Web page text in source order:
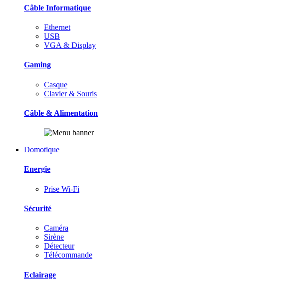
Câble Informatique
Ethernet
USB
VGA & Display
Gaming
Casque
Clavier & Souris
Câble & Alimentation
Domotique
Energie
Prise Wi-Fi
Sécurité
Caméra
Sirène
Détecteur
Télécommande
Eclairage